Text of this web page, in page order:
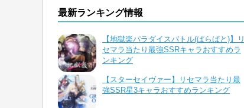
最新ランキング情報
【地獄楽パラダイスバトル(ぱらばと)】リ
セマラ当たり最強SSRキャラおすすめラ
ンキング
【スターセイヴァー】リセマラ当たり最
強SSR星3キャラおすすめランキング